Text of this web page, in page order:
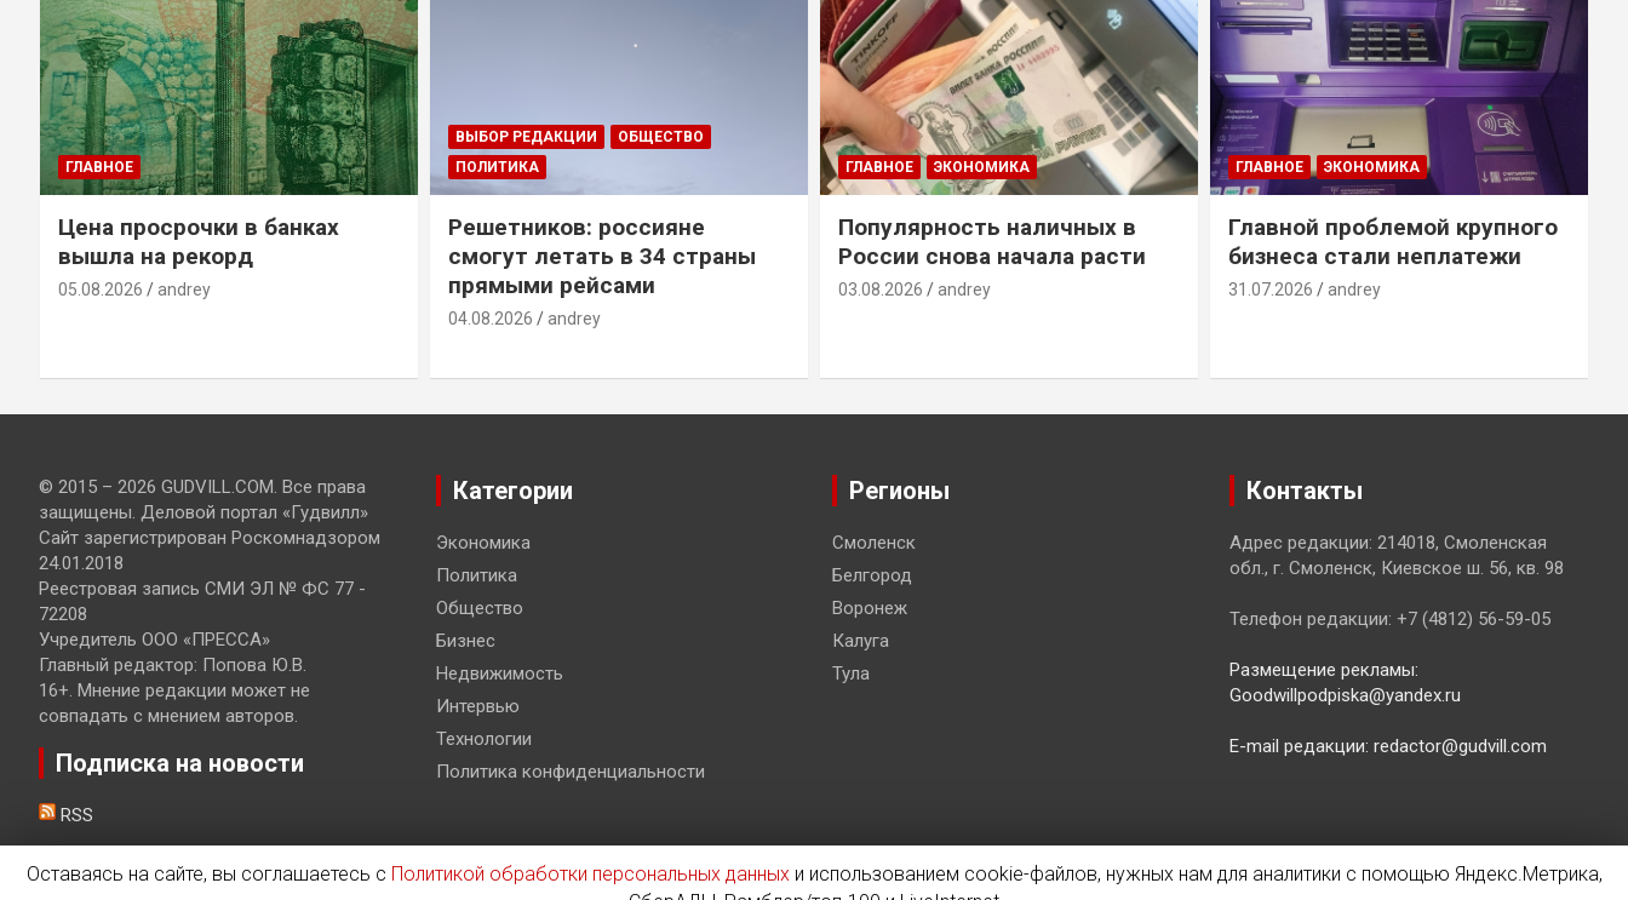
ГЛАВНОЕ
Цена просрочки в банках
вышла на рекорд
05.08.2026 andrey
ВЫБОР РЕДАКЦИИ
ОБЩЕСТВО
ПОЛИТИКА
Решетников: россияне
смогут летать в 34 страны
прямыми рейсами
04.08.2026 andrey
ГЛАВНОЕ ЭКОНОМИКА
Популярность наличных в
России снова начала расти
03.08.2026 andrey
ГЛАВНОЕ ЭКОНОМИКА
Главной проблемой крупного
бизнеса стали неплатежи
31.07.2026 andrey
© 2015 – 2026 GUDVILL.COM. Все права
защищены. Деловой портал «Гудвилл»
Сайт зарегистрирован Роскомнадзором
24.01.2018
Реестровая запись СМИ ЭЛ № ФС 77 -
72208
Учредитель ООО «ПРЕССА»
Главный редактор: Попова Ю.В.
16+. Мнение редакции может не
совпадать с мнением авторов.
Подписка на новости
RSS
Категории
Экономика
Политика
Общество
Бизнес
Недвижимость
Интервью
Технологии
Политика конфиденциальности
Регионы
Смоленск
Белгород
Воронеж
Калуга
Тула
Контакты
Адрес редакции: 214018, Смоленская
обл., г. Смоленск, Киевское ш. 56, кв. 98
Телефон редакции: +7 (4812) 56-59-05
Размещение рекламы:
Goodwillpodpiska@yandex.ru
E-mail редакции: redactor@gudvill.com
Оставаясь на сайте, вы соглашаетесь с Политикой обработки персональных данныхи использованием cookie-файлов, нужных нам для аналитики с помощью Яндекс.Метрика,